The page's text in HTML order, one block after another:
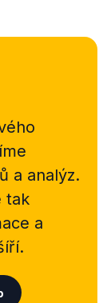
a analýz.
tak
a